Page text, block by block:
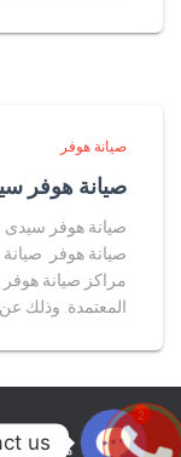
صيانة هوفر
صيانة هوفر سيدى جابر
صيانة هوفر
مراكز صيانة
المعتمدة. وذلك
هستيا (Hestia) | تّم التطوير بواسطة
us
2